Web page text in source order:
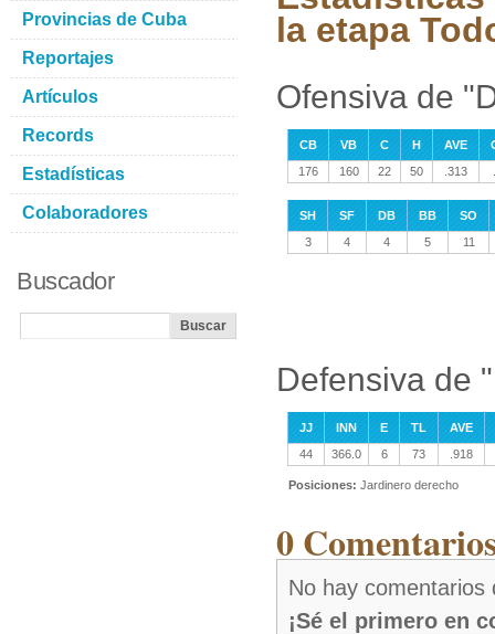
la etapa
Ofensiva de
CB VB C H AVE
176
160 22 50 .313
SH SF DB BB
SO
3
4 4 5 11
Defensiva de
JJ INN E TL
AVE
44
366.0 6 73 .918
Posiciones: Jardinero derecho
0
No hay comentarios
¡Sé el primero en
Provincias de Cuba
Reportajes
Artículos
Records
Estadísticas
Colaboradores
Buscador